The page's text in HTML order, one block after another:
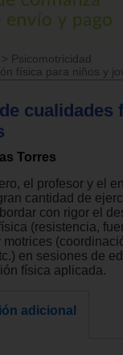
> Psicomotricidad
física para niños y
cualidades
Torres
el profesor y el
cantidad de
con rigor el
(resistencia,
motrices
en sesiones de
física aplicada.
adicional